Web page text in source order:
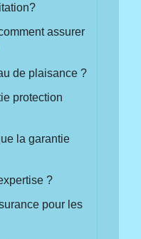
assurer
de plaisance ?
protection
la garantie
?
pour les